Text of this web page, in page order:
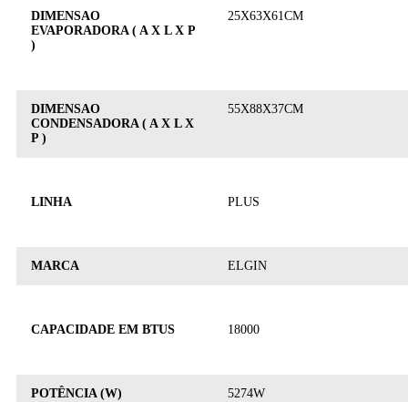
DIMENSAO
EVAPORADORA ( A X L X P
)
25X63X61CM
DIMENSAO
CONDENSADORA ( A X L X
P )
55X88X37CM
LINHA PLUS
MARCA ELGIN
CAPACIDADE EM BTUS 18000
POTÊNCIA (W) 5274W